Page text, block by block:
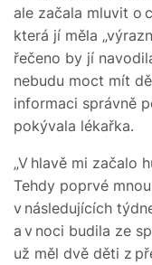
ale začala mluvit o
která jí měla
řečeno by jí
nebudu moct mít
informaci správně
pokývala lékařka.
„V hlavě mi začalo
Tehdy poprvé
v následujících
a v noci budila ze
už měl dvě děti z